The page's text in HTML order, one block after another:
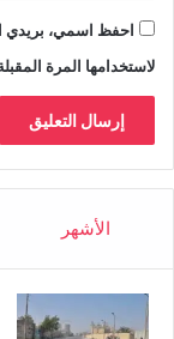
احفظ اسمي، بريدي
لاستخدامها المرة
الأشهر